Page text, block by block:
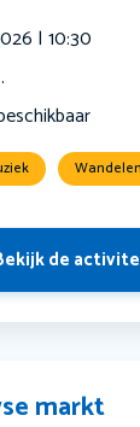
| 10:30
Wandelen
de
markt